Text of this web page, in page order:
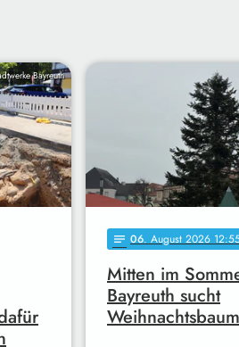
Bayreuth
notes 06. August 2026
Mitten im
Bayreuth sucht
Weihnachtsbaum